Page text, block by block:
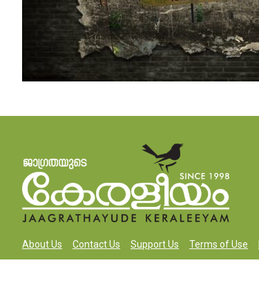
About Us Contact Us Support Us Terms of Use